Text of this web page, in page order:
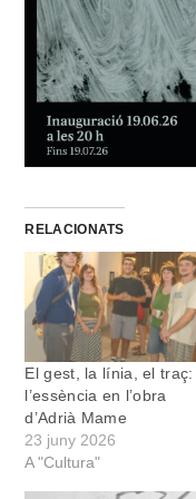
RELACIONATS
El gest, la línia, el traç:
l’essència en l’obra
d’Adrià Mame
23 juny 2026
A "Cultura"